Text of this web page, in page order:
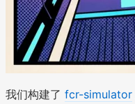
我们构建了 fcr-simulator